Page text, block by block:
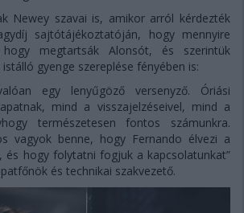
Newey szavai is, amikor arról kérdezték
sajtótájékoztatóján, hogy mennyire
megtartsák Alonsót, és szerintük
gyenge szereplése fényében is:
egy lenyűgöző versenyző. Óriási
mind a visszajelzéseivel, mind a
természetesen fontos számunkra.
vagyok benne, hogy Fernando élvezi a
hogy folytatni fogjuk a kapcsolatunkat”
és technikai szakvezető.